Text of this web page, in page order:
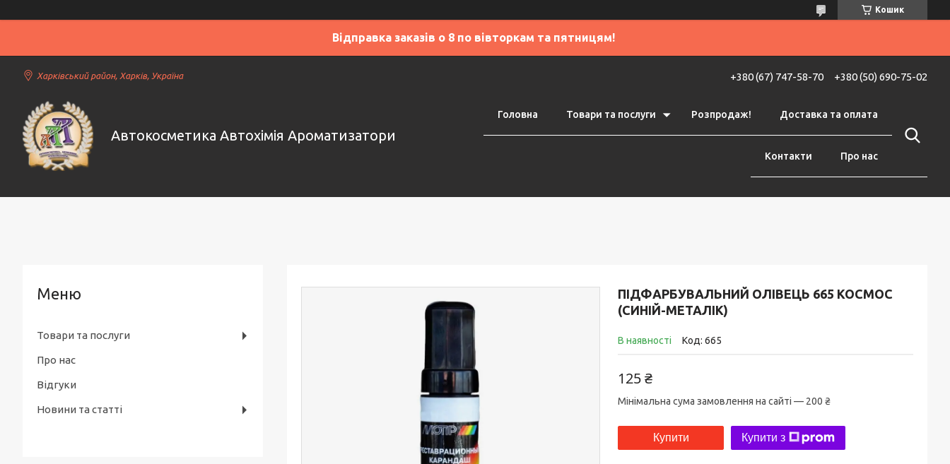
Кошик
Відправка заказів о 8 по вівторкам та пятницям!
Харківський район, Харків, Україна +380 (67) 747-58-70 +380 (50) 690-75-02
Автокосметика Автохімія Ароматизатори
Головна Товари та послуги Розпродаж! Доставка та оплата
Контакти Про нас
ПІДФАРБУВАЛЬНИЙ ОЛІВЕЦЬ 665 КОСМОС
(СИНІЙ-МЕТАЛІК)
В наявності Код: 665
125 ₴
Мінімальна сума замовлення на сайті — 200 ₴
Купити Купити з
Товари та послуги
Про нас
Відгуки
Новини та статті